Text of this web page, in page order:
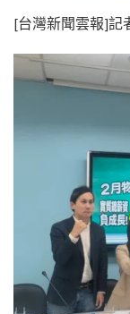
[台灣新聞雲報]記